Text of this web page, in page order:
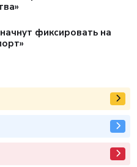
фиксировать на